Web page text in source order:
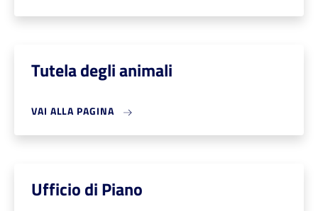
Tutela degli animali
VAI ALLA PAGINA
Ufficio di Piano